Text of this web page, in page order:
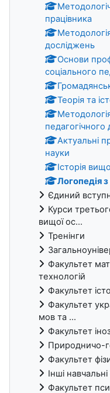
працівника
досліджень
Основи
соціального
Теорія та
педагогічного
Актуальні
науки
Історія
Логопедія
Єдиний
Курси
вищої ос...
Тренінги
Факультет
технологій
Факультет
Факультет
мов та ...
Факультет
Природничо-
Факультет
Інші
Факультет